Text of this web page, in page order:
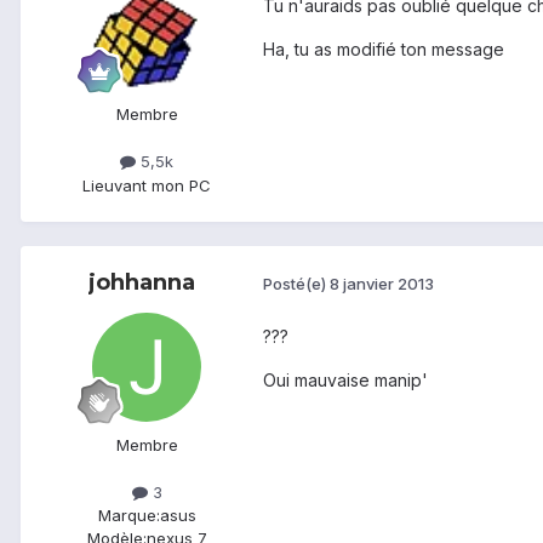
Membre
5,5k
Lieuvant mon PC
Tu n'auraids pas oublié quelque
Ha, tu as modifié ton message
johhanna
Membre
3
Marque:asus
Modèle:nexus 7
Posté(e) 8 janvier 2013
???
Oui mauvaise manip'